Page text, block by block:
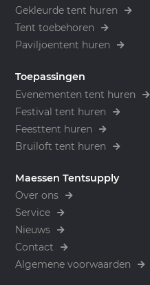
Gekleurde tent huren
Tent toebehoren
Paviljoentent huren
Toepassingen
Evenementen tent huren
Festival tent huren
Feesttent huren
Bruiloft tent huren
Maessen Tentsupply
Over ons
Service
Nieuws
Contact
Algemene voorwaarden